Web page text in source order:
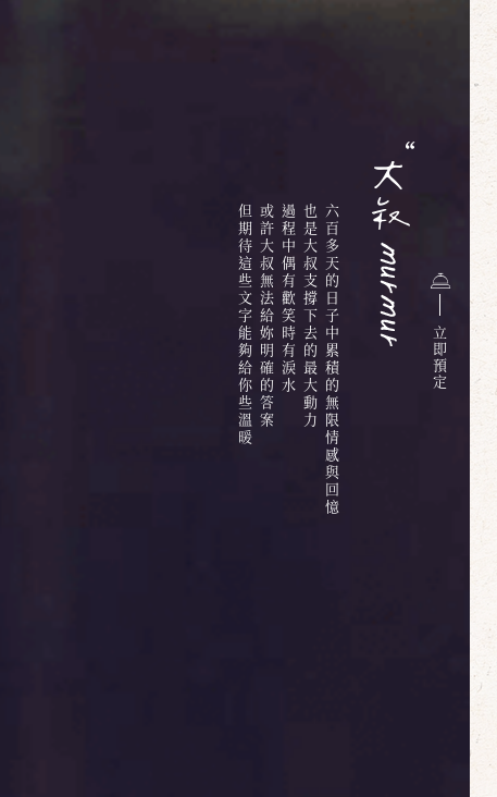
六百多天的日子中累積的無限情感與回憶
也是大叔支撐下去的最大動力
過程中偶有歡笑時有淚水
或許大叔無法給妳明確的答案
但期待這些文字能夠給你些溫暖 立
即
預
定